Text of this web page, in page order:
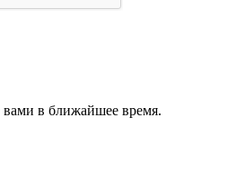
вами в ближайшее время.